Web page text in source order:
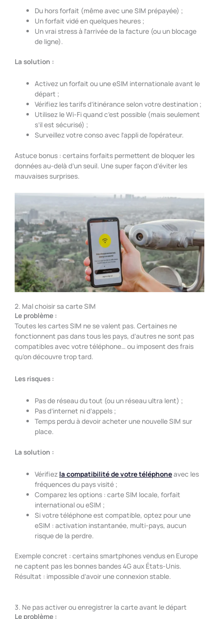
Du hors forfait (même avec une SIM prépayée) ;
Un forfait vidé en quelques heures ;
Un vrai stress à l’arrivée de la facture (ou un blocage
de ligne).
La solution :
Activez un forfait ou une eSIM internationale avant le
départ ;
Vérifiez les tarifs d’itinérance selon votre destination ;
Utilisez le Wi-Fi quand c’est possible (mais seulement
s’il est sécurisé) ;
Surveillez votre conso avec l’appli de l’opérateur.
Astuce bonus : certains forfaits permettent de bloquer les
données au-delà d’un seuil. Une super façon d’éviter les
mauvaises surprises.
2. Mal choisir sa carte SIM
Le problème :
Toutes les cartes SIM ne se valent pas. Certaines ne
fonctionnent pas dans tous les pays, d’autres ne sont pas
compatibles avec votre téléphone… ou imposent des frais
qu’on découvre trop tard.
Les risques :
Pas de réseau du tout (ou un réseau ultra lent) ;
Pas d’internet ni d’appels ;
Temps perdu à devoir acheter une nouvelle SIM sur
place.
La solution :
Vérifiez la compatibilité de votre téléphoneavec les
fréquences du pays visité ;
Comparez les options : carte SIM locale, forfait
international ou eSIM ;
Si votre téléphone est compatible, optez pour une
eSIM : activation instantanée, multi-pays, aucun
risque de la perdre.
Exemple concret : certains smartphones vendus en Europe
ne captent pas les bonnes bandes 4G aux États-Unis.
Résultat : impossible d’avoir une connexion stable.
3. Ne pas activer ou enregistrer la carte avant le départ
Le problème :